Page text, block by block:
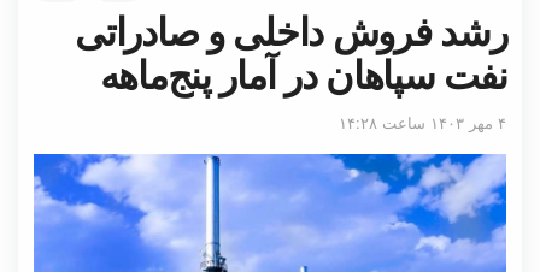
رشد فروش داخلی و صادراتی
نفت سپاهان در آمار پنج‌ماهه
۴ مهر ۱۴۰۳ ساعت ۱۴:۲۸